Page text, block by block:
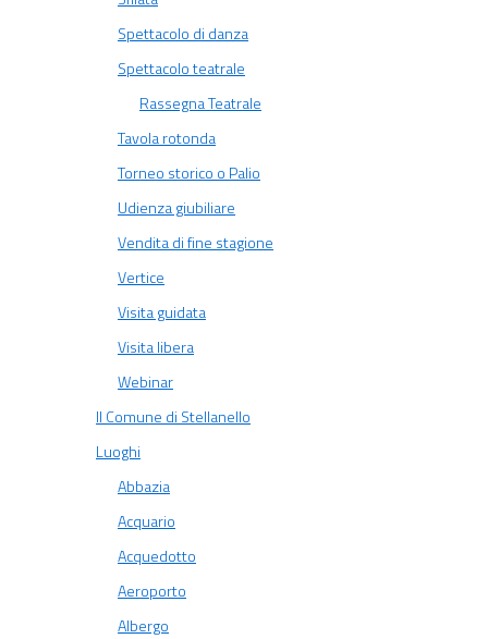
Spettacolo di danza
Spettacolo teatrale
Rassegna Teatrale
Tavola rotonda
Torneo storico o Palio
Udienza giubiliare
Vendita di fine stagione
Vertice
Visita guidata
Visita libera
Webinar
Il Comune di Stellanello
Luoghi
Abbazia
Acquario
Acquedotto
Aeroporto
Albergo